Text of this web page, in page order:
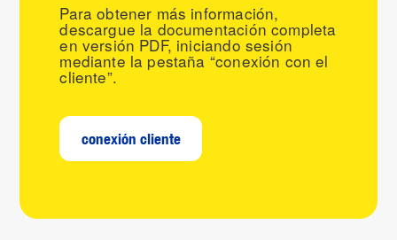
Para obtener más información,
descargue la documentación completa
en versión PDF, iniciando sesión
mediante la pestaña “conexión con el
cliente”.
conexión cliente